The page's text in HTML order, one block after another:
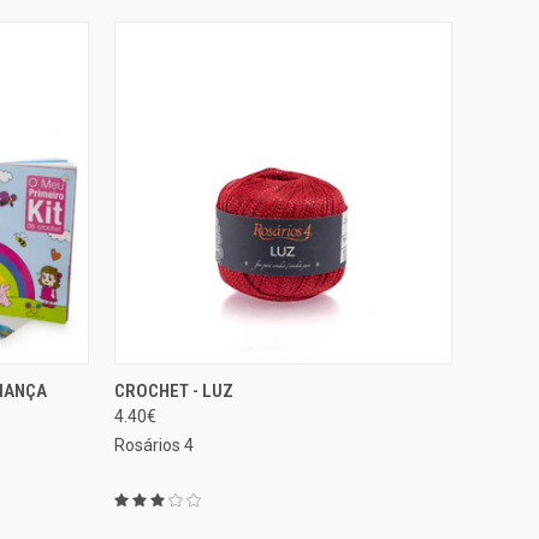
AO
EXIBIÇÃO RÁPIDA
Comparar
CROCHET - LUZ
4.40€
Rosários 4